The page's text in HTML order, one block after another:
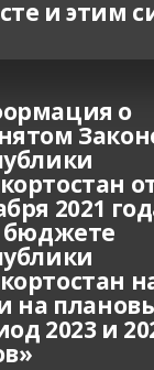
и этим
о
2021
бюджете
на
2023 и